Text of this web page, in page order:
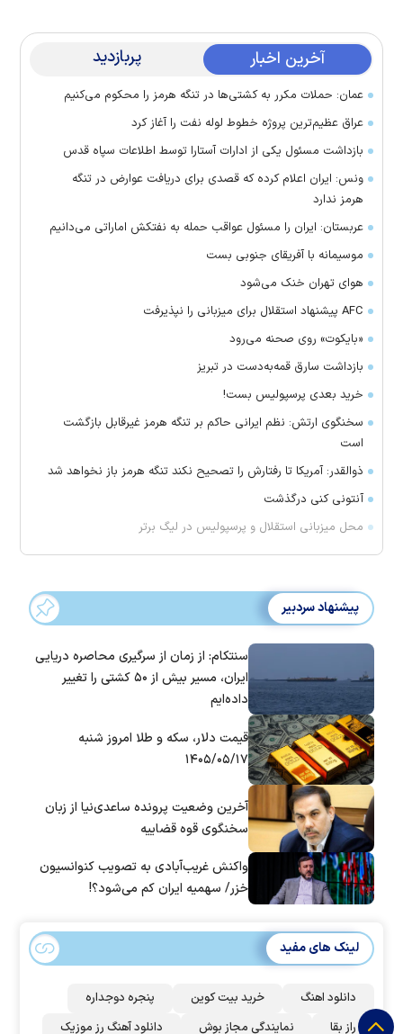
آخرین اخبار پربازدید
عمان: حملات مکرر به کشتی‌ها در تنگه هرمز را محکوم می‌کنیم
عراق عظیم‌ترین پروژه خطوط لوله نفت را آغاز کرد
بازداشت مسئول یکی از ادارات آستارا توسط اطلاعات سپاه قدس
ونس: ایران اعلام کرده که قصدی برای دریافت عوارض در تنگه
هرمز ندارد
عربستان: ایران را مسئول عواقب حمله به نفتکش اماراتی می‌دانیم
موسیمانه با آفریقای جنوبی بست
هوای تهران خنک می‌شود
AFC پیشنهاد استقلال برای میزبانی را نپذیرفت
«بایکوت» روی صحنه می‌رود
بازداشت سارق قمه‌به‌دست در تبریز
خرید بعدی پرسپولیس بست!
سخنگوی ارتش: نظم ایرانی حاکم بر تنگه هرمز غیرقابل بازگشت
است
ذوالقدر: آمریکا تا رفتارش را تصحیح نکند تنگه هرمز باز نخواهد شد
آنتونی کنی درگذشت
محل میزبانی استقلال و پرسپولیس در لیگ برتر
پیشنهاد سردبیر
سنتکام: از زمان از سرگیری محاصره دریایی
ایران، مسیر بیش از ۵۰ کشتی را تغییر
داده‌ایم
قیمت دلار، سکه و طلا امروز شنبه
۱۴۰۵/۰۵/۱۷
آخرین وضعیت پرونده ساعدی‌نیا از زبان
سخنگوی قوه قضاییه
واکنش غریب‌آبادی به تصویب کنوانسیون
خزر/ سهمیه ایران کم می‌شود؟!
لینک های مفید
دانلود اهنگ خرید بیت کوین
پنجره دوجداره
راز بقا
نمایندگی مجاز بوش دانلود آهنگ رز‌ موزیک